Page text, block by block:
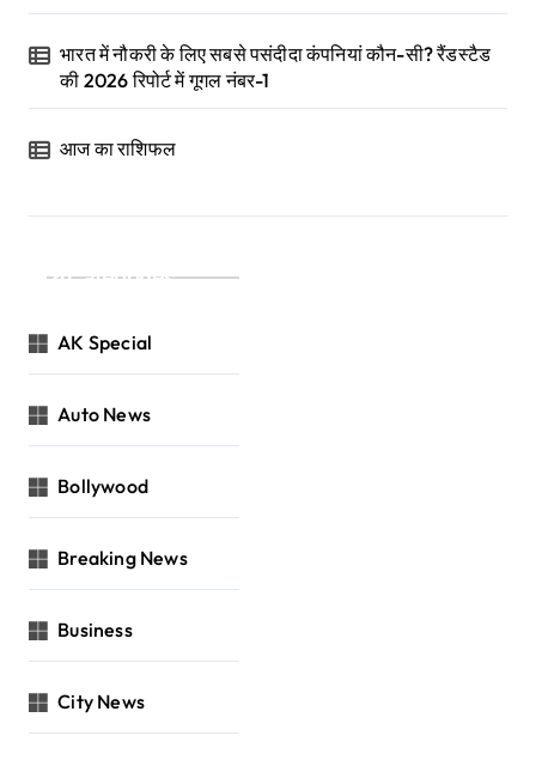
भारत में नौकरी के लिए सबसे पसंदीदा कंपनियां कौन-सी? रैंडस्टैड
की 2026 रिपोर्ट में गूगल नंबर-1
आज का राशिफल
Categories
AK Special
Auto News
Bollywood
Breaking News
Business
City News